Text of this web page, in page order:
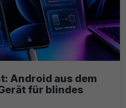
Android aus dem
für blindes